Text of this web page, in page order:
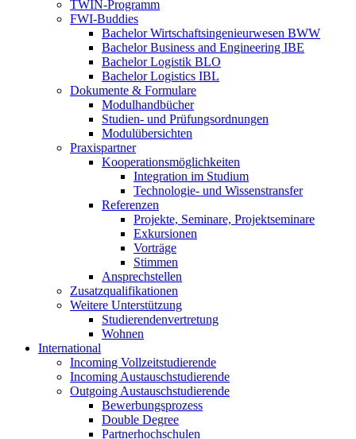
TWIN-Programm
FWI-Buddies
Bachelor Wirtschaftsingenieurwesen BWW
Bachelor Business and Engineering IBE
Bachelor Logistik BLO
Bachelor Logistics IBL
Dokumente & Formulare
Modulhandbücher
Studien- und Prüfungsordnungen
Modulübersichten
Praxispartner
Kooperationsmöglichkeiten
Integration im Studium
Technologie- und Wissenstransfer
Referenzen
Projekte, Seminare, Projektseminare
Exkursionen
Vorträge
Stimmen
Ansprechstellen
Zusatzqualifikationen
Weitere Unterstützung
Studierendenvertretung
Wohnen
International
Incoming Vollzeitstudierende
Incoming Austauschstudierende
Outgoing Austauschstudierende
Bewerbungsprozess
Double Degree
Partnerhochschulen